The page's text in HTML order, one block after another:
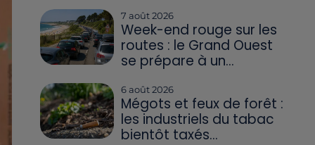
7 août 2026
Week-end rouge sur les
routes : le Grand Ouest
se prépare à un...
6 août 2026
Mégots et feux de forêt :
les industriels du tabac
bientôt taxés...